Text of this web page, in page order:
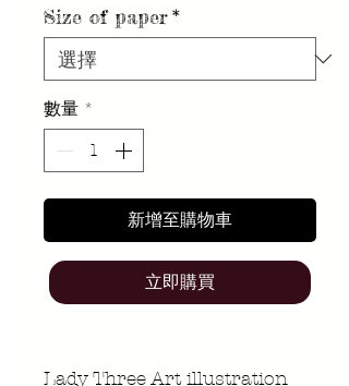
Size of paper*
數量 *
新增至購物車
立即購買
Lady Three Art illustration